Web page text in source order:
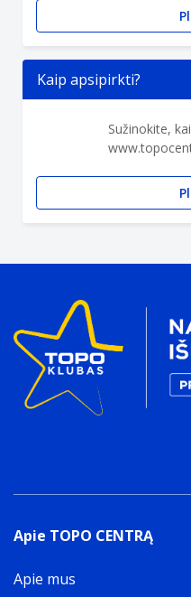
Kaip apsipirkti?
Sužinokite,
Apie TOPO CENTRĄ
Apie mus